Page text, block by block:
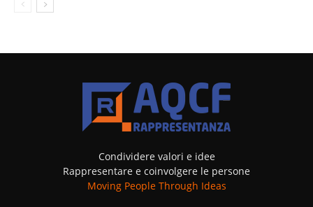
Condividere valori e idee
Rappresentare e coinvolgere le persone
Moving People Through Ideas